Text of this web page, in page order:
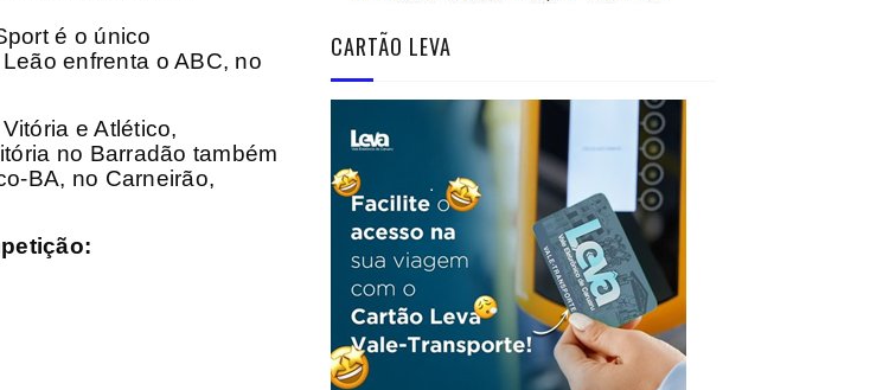
é o único
enfrenta o ABC, no
e Atlético,
no Barradão também
BA, no Carneirão,
CARTÃO LEVA